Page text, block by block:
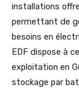
installations
permettant de
besoins en
EDF dispose à
exploitation en
stockage par